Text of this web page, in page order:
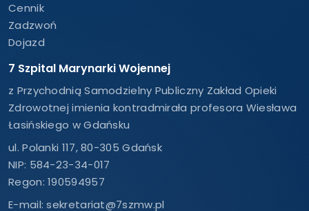
Cennik
Zadzwoń
Dojazd
7 Szpital Marynarki Wojennej
z Przychodnią Samodzielny Publiczny Zakład Opieki
Zdrowotnej imienia kontradmirała profesora Wiesława
Łasińskiego w Gdańsku
ul. Polanki 117, 80-305 Gdańsk
NIP: 584-23-34-017
Regon: 190594957
E-mail:sekretariat@7szmw.pl